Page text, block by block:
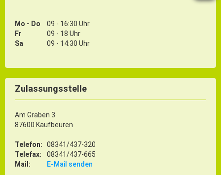
Mo - Do
09 - 16:30 Uhr
Fr
09 - 18 Uhr
Sa
09 - 14:30 Uhr
Zulassungsstelle
Am Graben 3
87600 Kaufbeuren
Telefon:
08341/437-320
Telefax:
08341/437-665
Mail:
E-Mail senden